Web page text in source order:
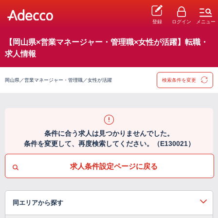
登録 ログイン メニュー
【岡山県×営業マネージャー・管理職×女性が活躍】転職・
求人情報
岡山県／営業マネージャー・管理職／女性が活躍 検索条件を変更
条件に合う求人は見つかりませんでした。
条件を変更して、再度検索してください。（E130021）
求人条件設定ページに戻る
同エリアから探す